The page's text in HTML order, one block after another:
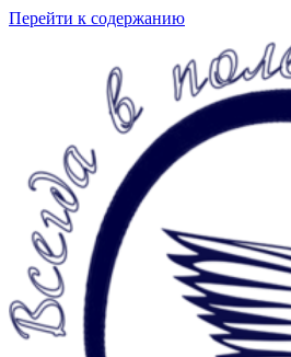
Перейти к содержанию